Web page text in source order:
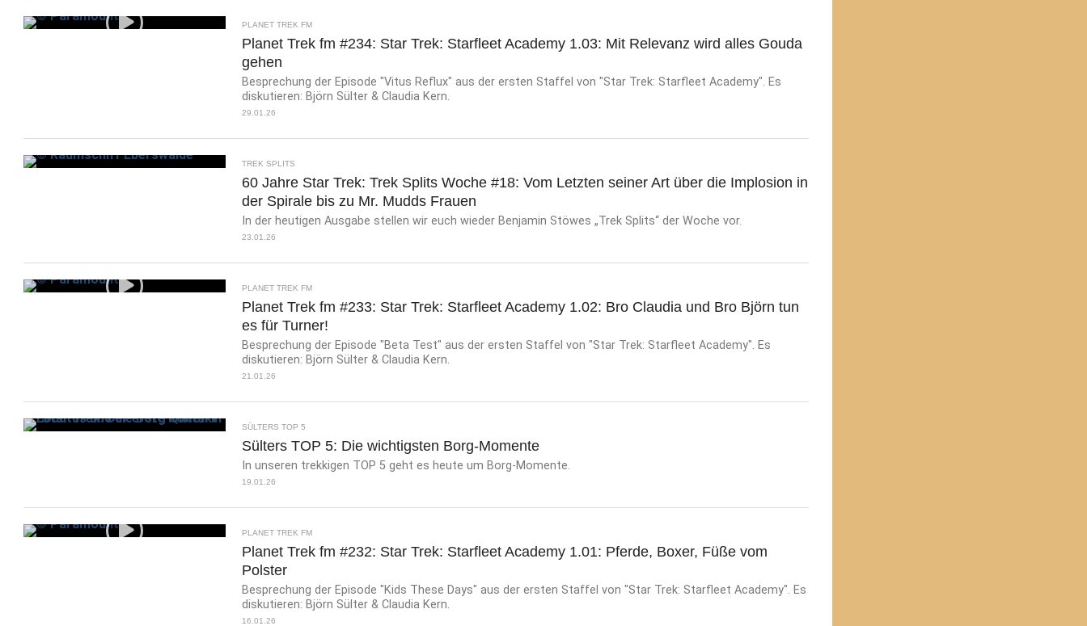
PLANET TREK FM
Planet Trek fm #234: Star Trek: Starfleet Academy 1.03: Mit Relevanz wird alles Gouda
gehen
Besprechung der Episode "Vitus Reflux" aus der ersten Staffel von "Star Trek: Starfleet Academy". Es
diskutieren: Björn Sülter & Claudia Kern.
29.01.26
TREK SPLITS
60 Jahre Star Trek: Trek Splits Woche #18: Vom Letzten seiner Art über die Implosion in
der Spirale bis zu Mr. Mudds Frauen
In der heutigen Ausgabe stellen wir euch wieder Benjamin Stöwes „Trek Splits“ der Woche vor.
23.01.26
PLANET TREK FM
Planet Trek fm #233: Star Trek: Starfleet Academy 1.02: Bro Claudia und Bro Björn tun
es für Turner!
Besprechung der Episode "Beta Test" aus der ersten Staffel von "Star Trek: Starfleet Academy". Es
diskutieren: Björn Sülter & Claudia Kern.
21.01.26
SÜLTERS TOP 5
Sülters TOP 5: Die wichtigsten Borg-Momente
In unseren trekkigen TOP 5 geht es heute um Borg-Momente.
19.01.26
PLANET TREK FM
Planet Trek fm #232: Star Trek: Starfleet Academy 1.01: Pferde, Boxer, Füße vom
Polster
Besprechung der Episode "Kids These Days" aus der ersten Staffel von "Star Trek: Starfleet Academy". Es
diskutieren: Björn Sülter & Claudia Kern.
16.01.26